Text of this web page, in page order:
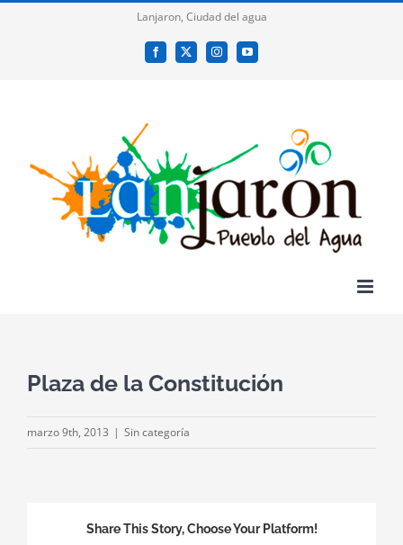
Lanjaron, Ciudad del agua
Facebook
X InstagramYouTube
Plaza de la Constitución
marzo 9th, 2013 | Sin categoría
Share This Story, Choose Your Platform!